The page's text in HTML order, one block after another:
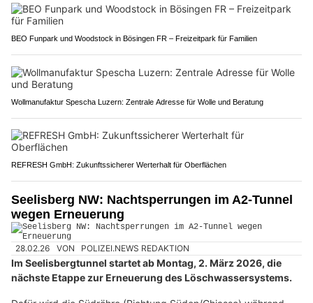
BEO Funpark und Woodstock in Bösingen FR – Freizeitpark für Familien
Wollmanufaktur Spescha Luzern: Zentrale Adresse für Wolle und Beratung
REFRESH GmbH: Zukunftssicherer Werterhalt für Oberflächen
Seelisberg NW: Nachtsperrungen im A2-Tunnel
wegen Erneuerung
28.02.26 VON POLIZEI.NEWS REDAKTION
Im Seelisbergtunnel startet ab Montag, 2. März 2026, die
nächste Etappe zur Erneuerung des Löschwassersystems.